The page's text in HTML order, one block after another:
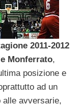
2011-2012
Monferrato,
posizione e
ad un
avversarie,